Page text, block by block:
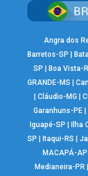
Angra dos
Barretos-SP
SP
Boa Vista-
GRANDE-MS
Cláudio-MG
Garanhuns-PE |
Iguapé-SP
SP
Itaqui-RS |
MACAPÁ-AP
Medianeira-PR